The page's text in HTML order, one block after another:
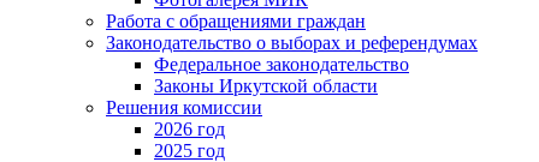
Работа с обращениями граждан
Законодательство о выборах и референдумах
Федеральное законодательство
Законы Иркутской области
Решения комиссии
2026 год
2025 год